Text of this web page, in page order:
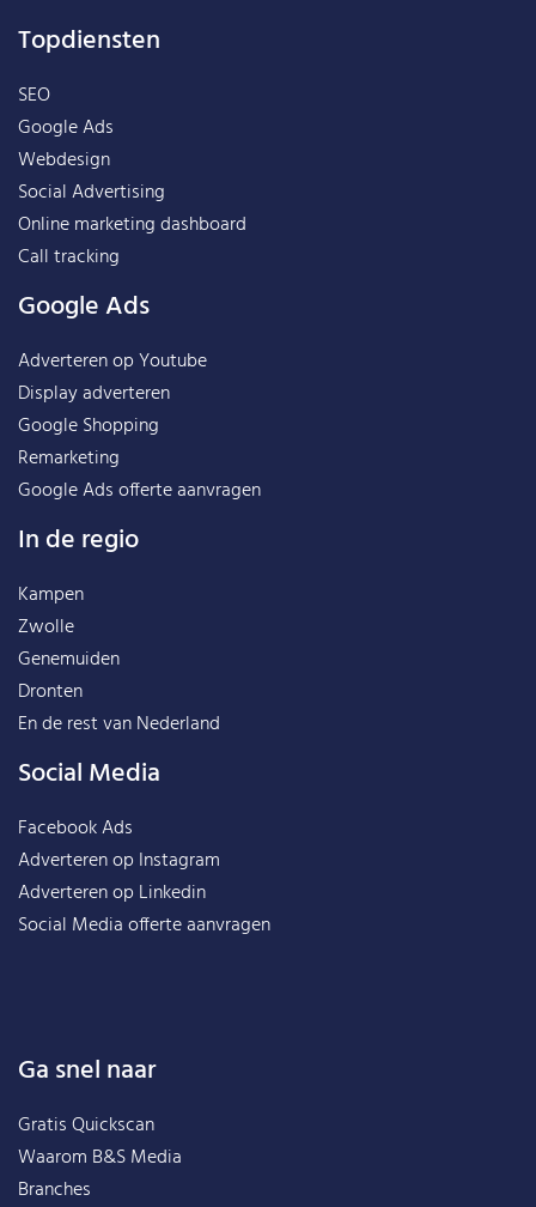
Topdiensten
SEO
Google Ads
Webdesign
Social Advertising
Online marketing dashboard
Call tracking
Google Ads
Adverteren op Youtube
Display adverteren
Google Shopping
Remarketing
Google Ads offerte aanvragen
In de regio
Kampen
Zwolle
Genemuiden
Dronten
En de rest vanNederland
Social Media
Facebook Ads
Adverteren op Instagram
Adverteren op Linkedin
Social Media offerte aanvragen
Ga snel naar
Gratis Quickscan
Waarom B&S Media
Branches